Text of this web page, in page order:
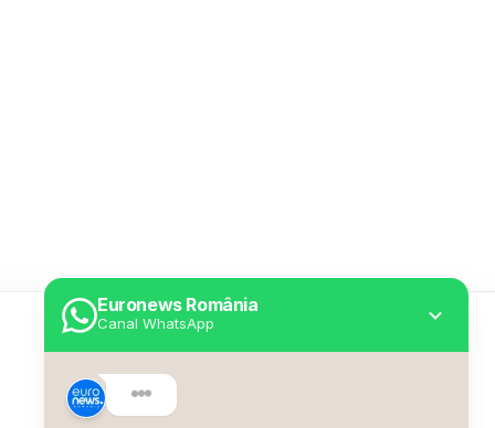
Euronews România
Canal WhatsApp
Despre Euronews